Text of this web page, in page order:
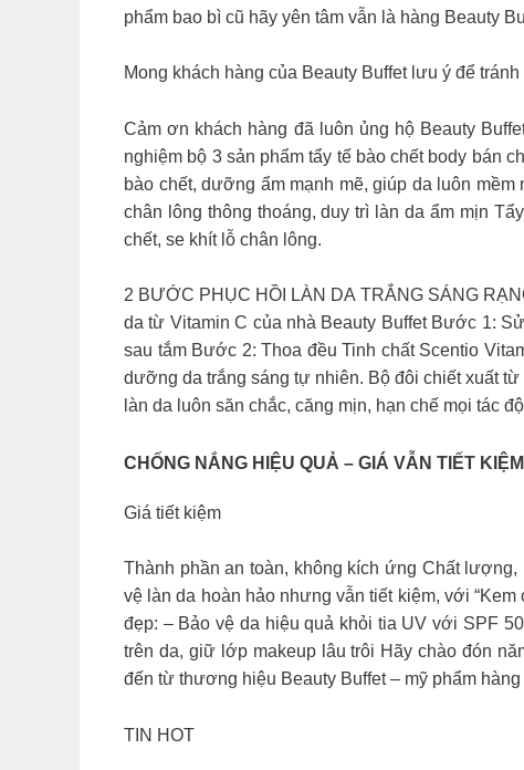
phẩm bao bì cũ hãy yên tâm vẫn là hàng Beauty
Mong khách hàng của Beauty Buffet lưu ý để
Cảm ơn khách hàng đã luôn ủng hộ Beauty
nghiệm bộ 3 sản phẩm tẩy tế bào chết body bán
bào chết, dưỡng ẩm mạnh mẽ, giúp da luôn
chân lông thông thoáng, duy trì làn da ẩm mịn
chết, se khít lỗ chân lông.
2 BƯỚC PHỤC HỒI LÀN DA TRẮNG SÁNG
da từ Vitamin C của nhà Beauty Buffet Bước 1:
sau tắm Bước 2: Thoa đều Tinh chất Scentio
dưỡng da trắng sáng tự nhiên. Bộ đôi chiết xuất
làn da luôn săn chắc, căng mịn, hạn chế mọi tác
CHỐNG NẮNG HIỆU QUẢ – GIÁ VẪN TIẾT
Giá tiết kiệm
Thành phần an toàn, không kích ứng Chất
vệ làn da hoàn hảo nhưng vẫn tiết kiệm, với
đẹp: – Bảo vệ da hiệu quả khỏi tia UV với SPF
trên da, giữ lớp makeup lâu trôi Hãy chào đón
đến từ thương hiệu Beauty Buffet – mỹ phẩm
TIN HOT